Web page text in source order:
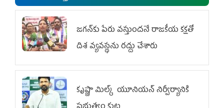
జగన్‌కు పేరు వస్తుందనే రాజకీయ కక్షతో
దిశ వ్య‌వ‌స్థ‌ను రద్దు చేశారు
కృష్ణా మిల్క్‌ యూనియన్‌ నిర్వీర్యానికి